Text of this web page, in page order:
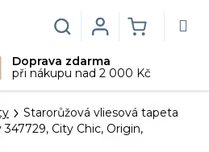
Doprava zdarma
při nákupu nad 2 000 Kč
Hledat
KOŠÍK
Login
Starorůžová vliesová tapeta
City Chic, Origin,